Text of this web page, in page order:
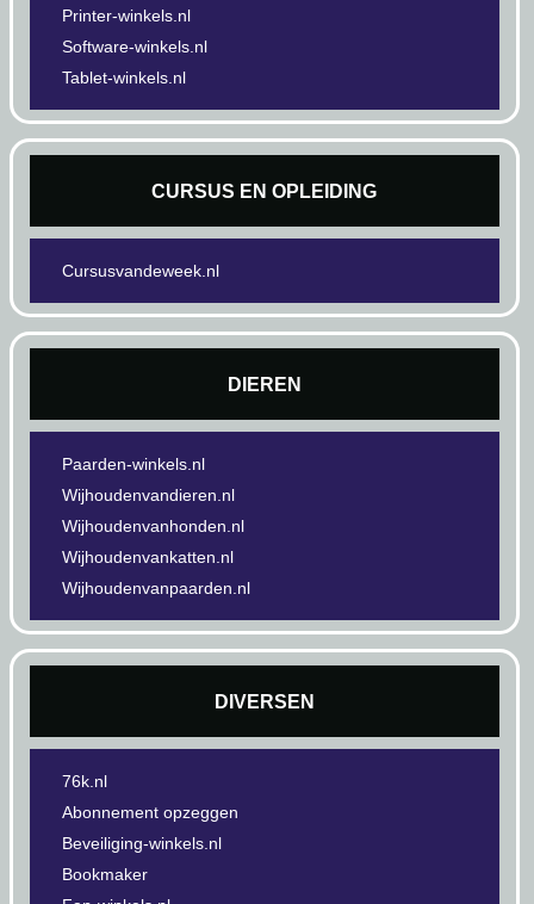
Printer-winkels.nl
Software-winkels.nl
Tablet-winkels.nl
CURSUS EN OPLEIDING
Cursusvandeweek.nl
DIEREN
Paarden-winkels.nl
Wijhoudenvandieren.nl
Wijhoudenvanhonden.nl
Wijhoudenvankatten.nl
Wijhoudenvanpaarden.nl
DIVERSEN
76k.nl
Abonnement opzeggen
Beveiliging-winkels.nl
Bookmaker